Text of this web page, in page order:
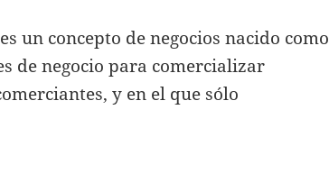
un concepto de negocios nacido como
de negocio para comercializar
y en el que sólo